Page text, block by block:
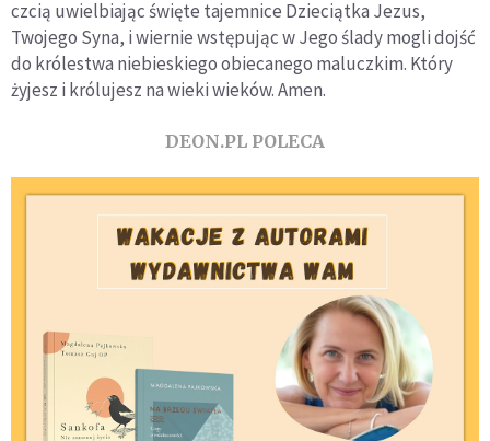
czcią uwielbiając święte tajemnice Dzieciątka Jezus,
Twojego Syna, i wiernie wstępując w Jego ślady mogli dojść
do królestwa niebieskiego obiecanego maluczkim. Który
żyjesz i królujesz na wieki wieków. Amen.
DEON.PL POLECA